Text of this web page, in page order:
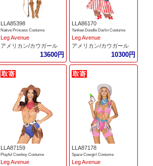
LLA85398
Native Princess Costume
Leg Avenue
アメリカン/カウガール
13600円
LLA86170
Yankee Doodle Darlin Costume
Leg Avenue
アメリカン/カウガール
10300円
LLA87159
Playful Cowboy Costume
Leg Avenue
LLA87178
Space Cowgirl Costume
Leg Avenue